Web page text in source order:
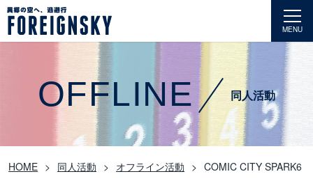
MENU
OFFLINE 同人活動
HOME 同人活動 オフライン活動 COMIC CITY SPARK6